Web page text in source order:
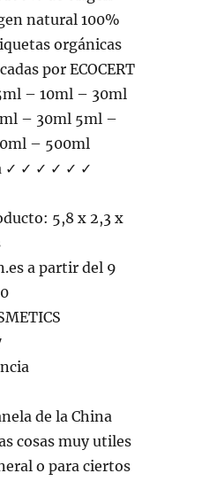
natural 100%
orgánicas
por ECOCERT
– 10ml – 30ml
– 30ml 5ml –
– 500ml
✓ ✓ ✓ ✓ ✓ ✓
5,8 x 2,3 x
a partir del 9
COSMETICS
: ‎ Francia
de la China
cosas muy utiles
o para ciertos